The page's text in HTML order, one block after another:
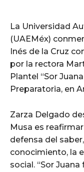
La Universidad
(UAEMéx)
Inés de la Cruz
por la rectora
Plantel “Sor
Preparatoria, en
Zarza Delgado
Musa es
defensa del
conocimiento, la
social. “Sor